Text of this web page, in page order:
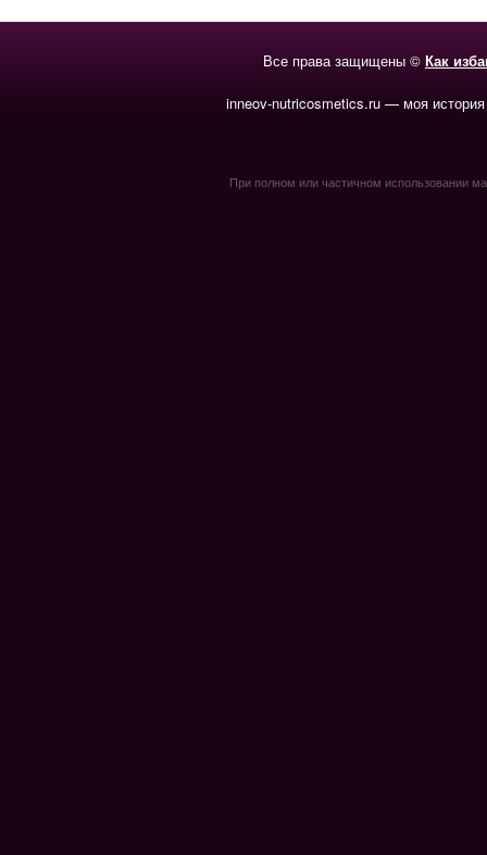
Все права защищены © Как
inneov-nutricosmetics.ru — моя
При полном или частичном использовании